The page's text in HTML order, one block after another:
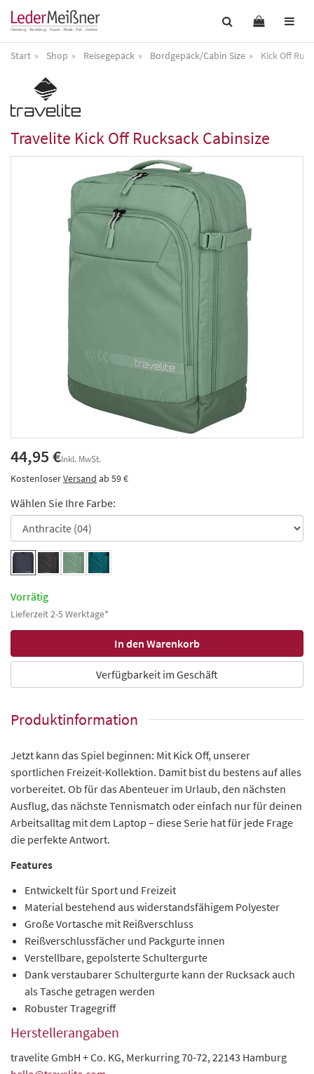
Start Shop Reisegepäck Bordgepäck/Cabin Size Kick Off
Travelite Kick Off Rucksack Cabinsize
44,95 €Inkl. MwSt.
KostenloserVersand ab 59 €
Wählen Sie Ihre Farbe:
Vorrätig
Lieferzeit 2-5 Werktage*
Verfügbarkeit im Geschäft
Produktinformation
Jetzt kann das Spiel beginnen: Mit Kick Off, unserer
sportlichen Freizeit-Kollektion. Damit bist du bestens auf alles
vorbereitet. Ob für das Abenteuer im Urlaub, den nächsten
Ausflug, das nächste Tennismatch oder einfach nur für deinen
Arbeitsalltag mit dem Laptop – diese Serie hat für jede Frage
die perfekte Antwort.
Features
Entwickelt für Sport und Freizeit
Material bestehend aus widerstandsfähigem Polyester
Große Vortasche mit Reißverschluss
Reißverschlussfächer und Packgurte innen
Verstellbare, gepolsterte Schultergurte
Dank verstaubarer Schultergurte kann der Rucksack auch
als Tasche getragen werden
Robuster Tragegriff
Herstellerangaben
travelite GmbH + Co. KG, Merkurring 70-72, 22143 Hamburg